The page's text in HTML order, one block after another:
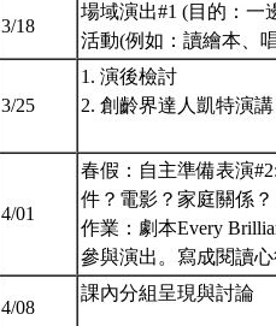
3/18
場域演出#1 (目的：一
活動(例如：讀繪本、
3/25
1. 演後檢討
2. 創齡界達人凱特演講
4/01
春假：自主準備表演
件？電影？家庭關係
作業：劇本Every
參與演出。寫成閱讀
4/08
課內分組呈現與討論